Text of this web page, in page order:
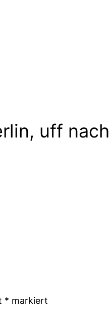
uff nach
* markiert